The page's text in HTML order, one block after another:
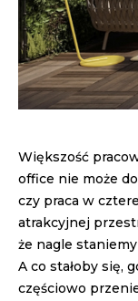
Większość
office nie może
czy praca w
atrakcyjnej
że nagle
A co stałoby się,
częściowo